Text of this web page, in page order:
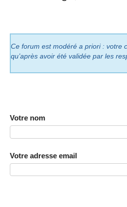
Ce forum est modéré a priori : votre
qu’après avoir été validée par les
Votre nom
Votre adresse email